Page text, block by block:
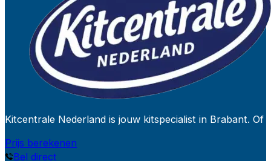
Kitcentrale Nederland is jouw kitspecialist in Brabant.
Prijs berekenen
Bel direct